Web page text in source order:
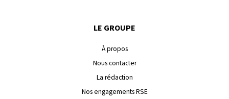
LE GROUPE
À propos
Nous contacter
La rédaction
Nos engagements RSE